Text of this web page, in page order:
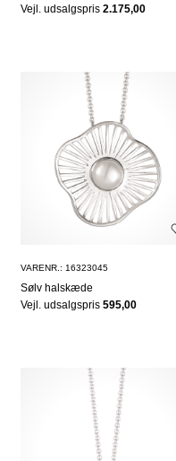
Vejl. udsalgspris 2.175,00
VARENR.: 16323045
Sølv halskæde
Vejl. udsalgspris 595,00